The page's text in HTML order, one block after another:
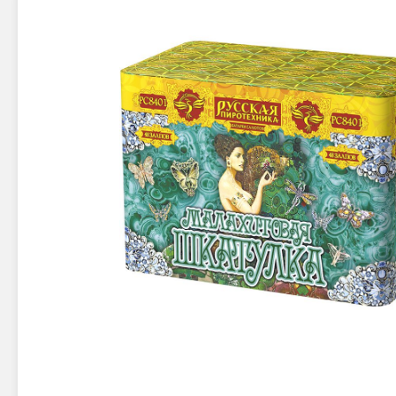
Фейерверки на свадьбу
Фейерверк-шоу
Батареи салютов
Цветной дым
Батареи салютов
Маленькие фейерверки
Средние фейерверки
Корсары
Жуки
Цветной